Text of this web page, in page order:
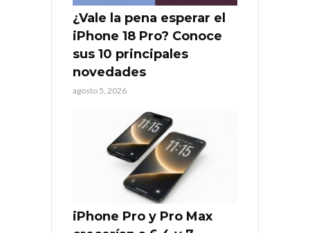
¿Vale la pena esperar el
iPhone 18 Pro? Conoce
sus 10 principales
novedades
agosto 5, 2026
iPhone Pro y Pro Max